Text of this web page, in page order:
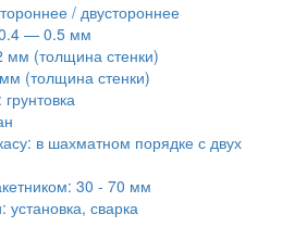
/ двустороннее
— 0.5 мм
мм (толщина стенки)
(толщина стенки)
в шахматном порядке с двух
30 - 70 мм
установка, сварка